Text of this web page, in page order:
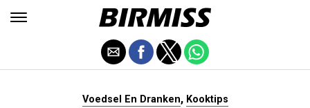
Voedsel En Dranken, Kooktips